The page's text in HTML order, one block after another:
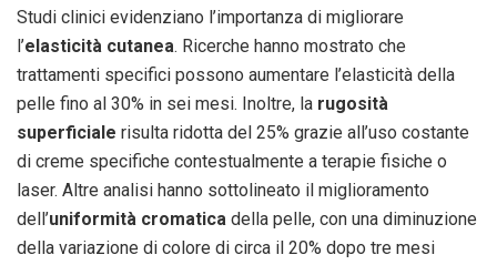
Studi clinici evidenziano l’importanza di migliorare
l’elasticità cutanea. Ricerche hanno mostrato che
trattamenti specifici possono aumentare l’elasticità della
pelle fino al 30% in sei mesi. Inoltre, la rugosità
superficiale risulta ridotta del 25% grazie all’uso costante
di creme specifiche contestualmente a terapie fisiche o
laser. Altre analisi hanno sottolineato il miglioramento
dell’uniformità cromatica della pelle, con una diminuzione
della variazione di colore di circa il 20% dopo tre mesi